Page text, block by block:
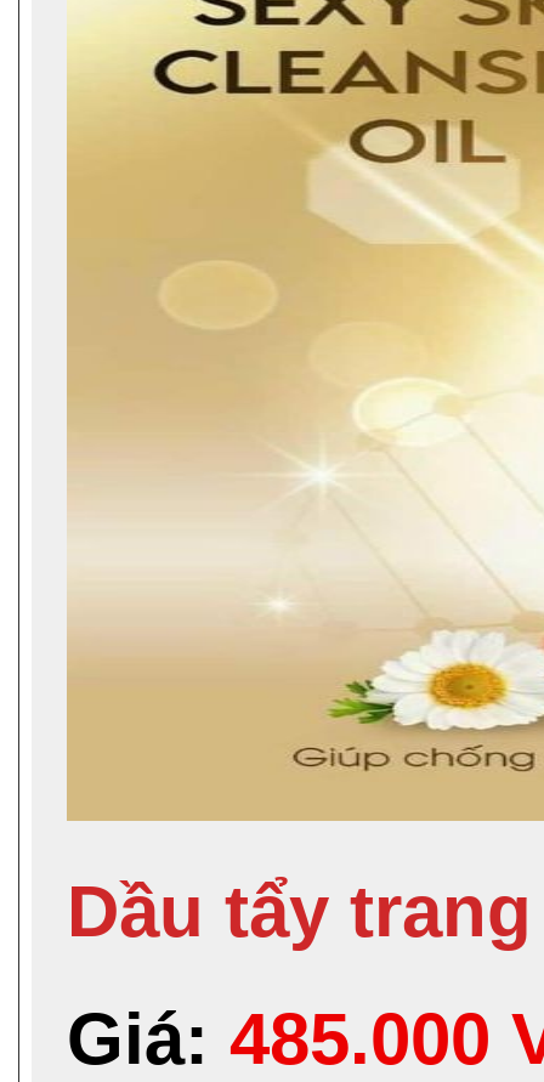
Dầu tẩy
Giá: 485.000